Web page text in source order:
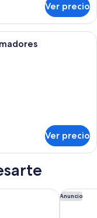
Ver precio
de hotel con cama, sofá,
Ver precio
Anuncio
The